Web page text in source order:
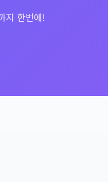
지 한번에!